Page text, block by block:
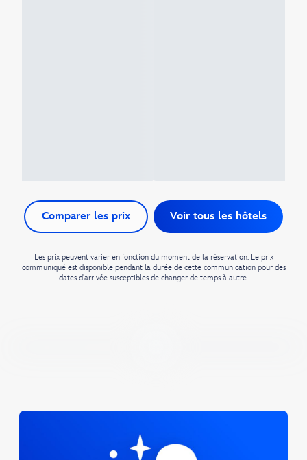
Comparer les prix Voir tous les hôtels
Les prix peuvent varier en fonction du moment de la réservation. Le prix
communiqué est disponible pendant la durée de cette communication pour des
dates d'arrivée susceptibles de changer de temps à autre.